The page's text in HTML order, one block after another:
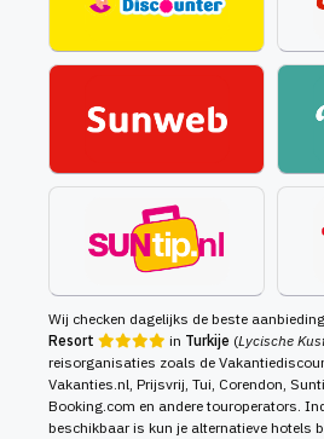
Wij checken dagelijks de beste
Resort
in Turkije (Lycische
reisorganisaties zoals de
Vakanties.nl, Prijsvrij, Tui, Corendon,
Booking.com en andere touroperators.
beschikbaar is kun je alternatieve hotels